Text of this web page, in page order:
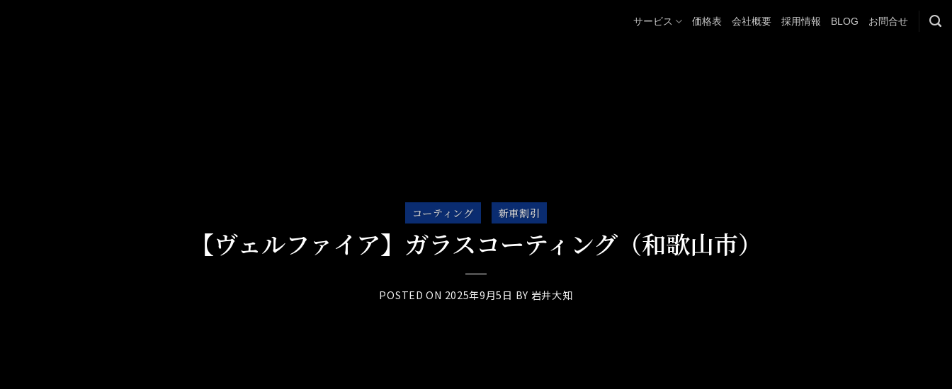
サービス 価格表 会社概要 採用情報 BLOG お問合せ
コーティング 新車割引
【ヴェルファイア】ガラスコーティング（和歌山市）
POSTED ON 2025年9月5日 BY 岩井大知